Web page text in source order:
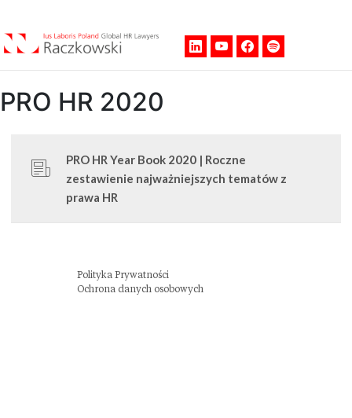
PRO HR 2020
PRO HR Year Book 2020 | Roczne
zestawienie najważniejszych tematów z
prawa HR
Polityka Prywatności
Ochrona danych osobowych